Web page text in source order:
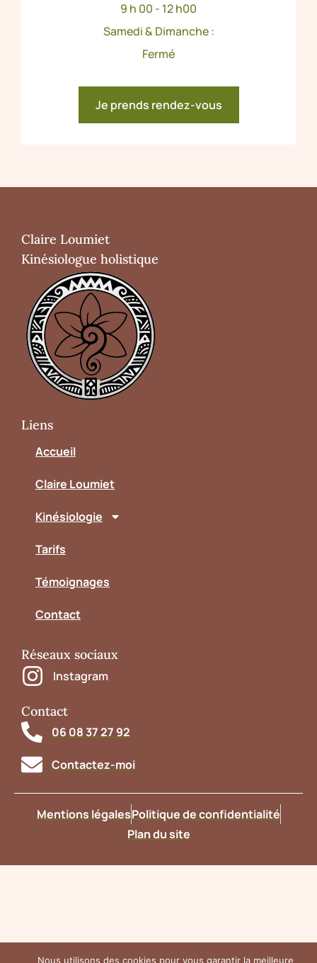
9 h 00 - 12 h00
Samedi & Dimanche :
Fermé
Je prends rendez-vous
Claire Loumiet
Kinésiologue holistique
Liens
Accueil
Claire Loumiet
Kinésiologie
Tarifs
Témoignages
Contact
Réseaux sociaux
Instagram
Contact
06 08 37 27 92
Contactez-moi
Mentions légalesPolitique de confidentialité
Plan du site
Nous utilisons des cookies pour vous garantir la meilleure